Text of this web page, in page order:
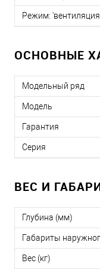
Режим:
ОСНОВНЫЕ
Модельный ряд
Модель
Гарантия
Серия
ВЕС И
Глубина (мм)
Габариты
Вес (кг)